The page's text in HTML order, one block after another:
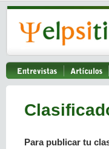
Para publicar tu